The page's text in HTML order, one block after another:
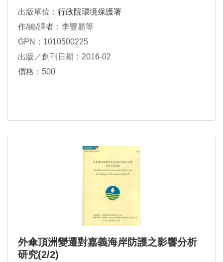
出版單位： 行政院環境保護署
作/編/譯者：李豐易等
GPN：1010500225
出版／創刊日期：2016-02
價格：500
外傘頂洲變遷對嘉義海岸防護之影響分析
研究(2/2)